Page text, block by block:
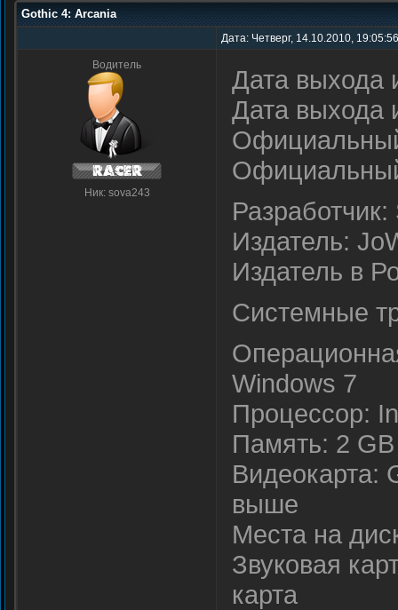
Gothic 4: Arcania
Дата: Четверг, 14.10.2010,
Водитель
Ник: sova243
Дата выхода
Дата выхода
Издатель:
Издатель в
Системные
Windows 7
Процессор:
Память: 2
Видеокарта:
выше
Места на
Звуковая
карта